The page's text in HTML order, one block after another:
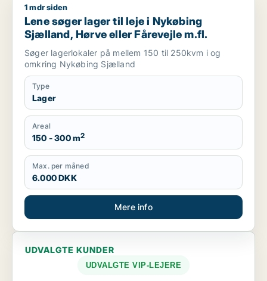
Lene søger lager til leje i Nykøbing Sjælland, Hørve eller
1 mdr siden
Lene søger lager til leje i Nykøbing
Sjælland, Hørve eller Fårevejle m.fl.
Søger lagerlokaler på mellem 150 til 250kvm i og
omkring Nykøbing Sjælland
Type
Lager
Areal
150 - 300 m2
Max. per måned
6.000 DKK
Mere info
UDVALGTE KUNDER
UDVALGTE VIP-LEJERE